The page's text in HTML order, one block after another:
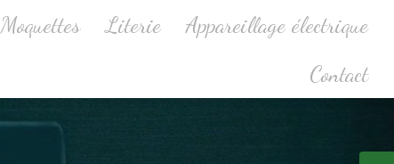
Moquettes Literie
Appareillage électrique
Contact